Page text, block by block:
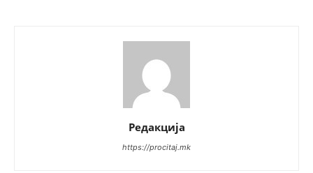
Редакција
https://procitaj.mk